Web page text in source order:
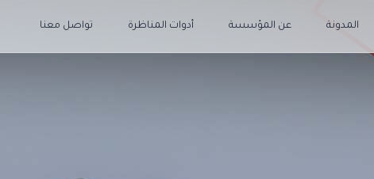
المدونة عن المؤسسة أدوات المناظرة تواصل معنا